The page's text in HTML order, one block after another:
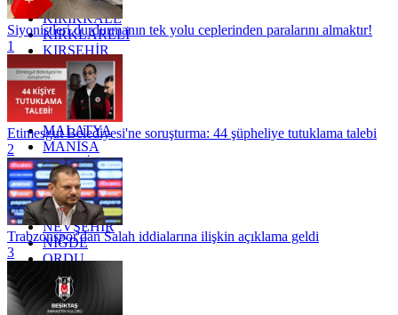
KIRIKKALE
KIRKLARELİ
KIRŞEHİR
KOCAELİ
KONYA
KÜTAHYA
KİLİS
MALATYA
MANİSA
MARDİN
MERSİN
MUĞLA
MUŞ
NEVŞEHİR
NİĞDE
ORDU
OSMANİYE
RİZE
SAKARYA
Siyonistleri durdurmanın tek yolu ceplerinden paralarını almaktır!
1
Etimesgut Belediyesi'ne soruşturma: 44 şüpheliye tutuklama talebi
2
Trabzonspor'dan Salah iddialarına ilişkin açıklama geldi
3